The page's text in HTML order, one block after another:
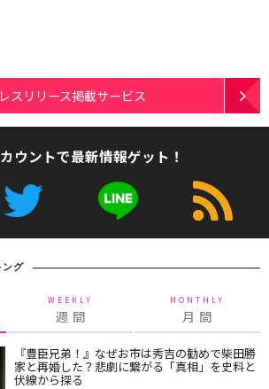
スリリース掲載サービス
ウントで最新情報ゲット！
ング
WEEKLY
週 間
MONTHLY
月 間
『豊臣兄弟！』なぜお市は秀吉の勧めで柴田勝
家と再婚した？悲劇に繋がる「真相」を史料と
伏線から探る